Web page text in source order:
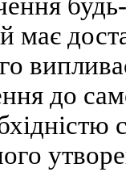
має
до